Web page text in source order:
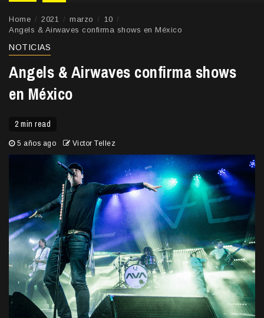
Home 2021 marzo
10
Angels & Airwaves confirma shows en México
NOTICIAS
Angels & Airwaves confirma shows
en México
2 min read
5 años ago Victor Tellez